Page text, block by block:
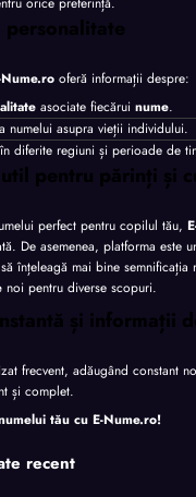
personalitate
Nume.ro oferă informații despre:
asociate fiecărui nume.
numelui asupra vieții individului.
diferite regiuni și perioade de
pentru părinți și
perfect pentru copilul tău,
De asemenea, platforma este
înțeleagă mai bine
noi pentru diverse scopuri.
și informații
frecvent, adăugând constant
și complet.
tău cu E-Nume.ro!
recent